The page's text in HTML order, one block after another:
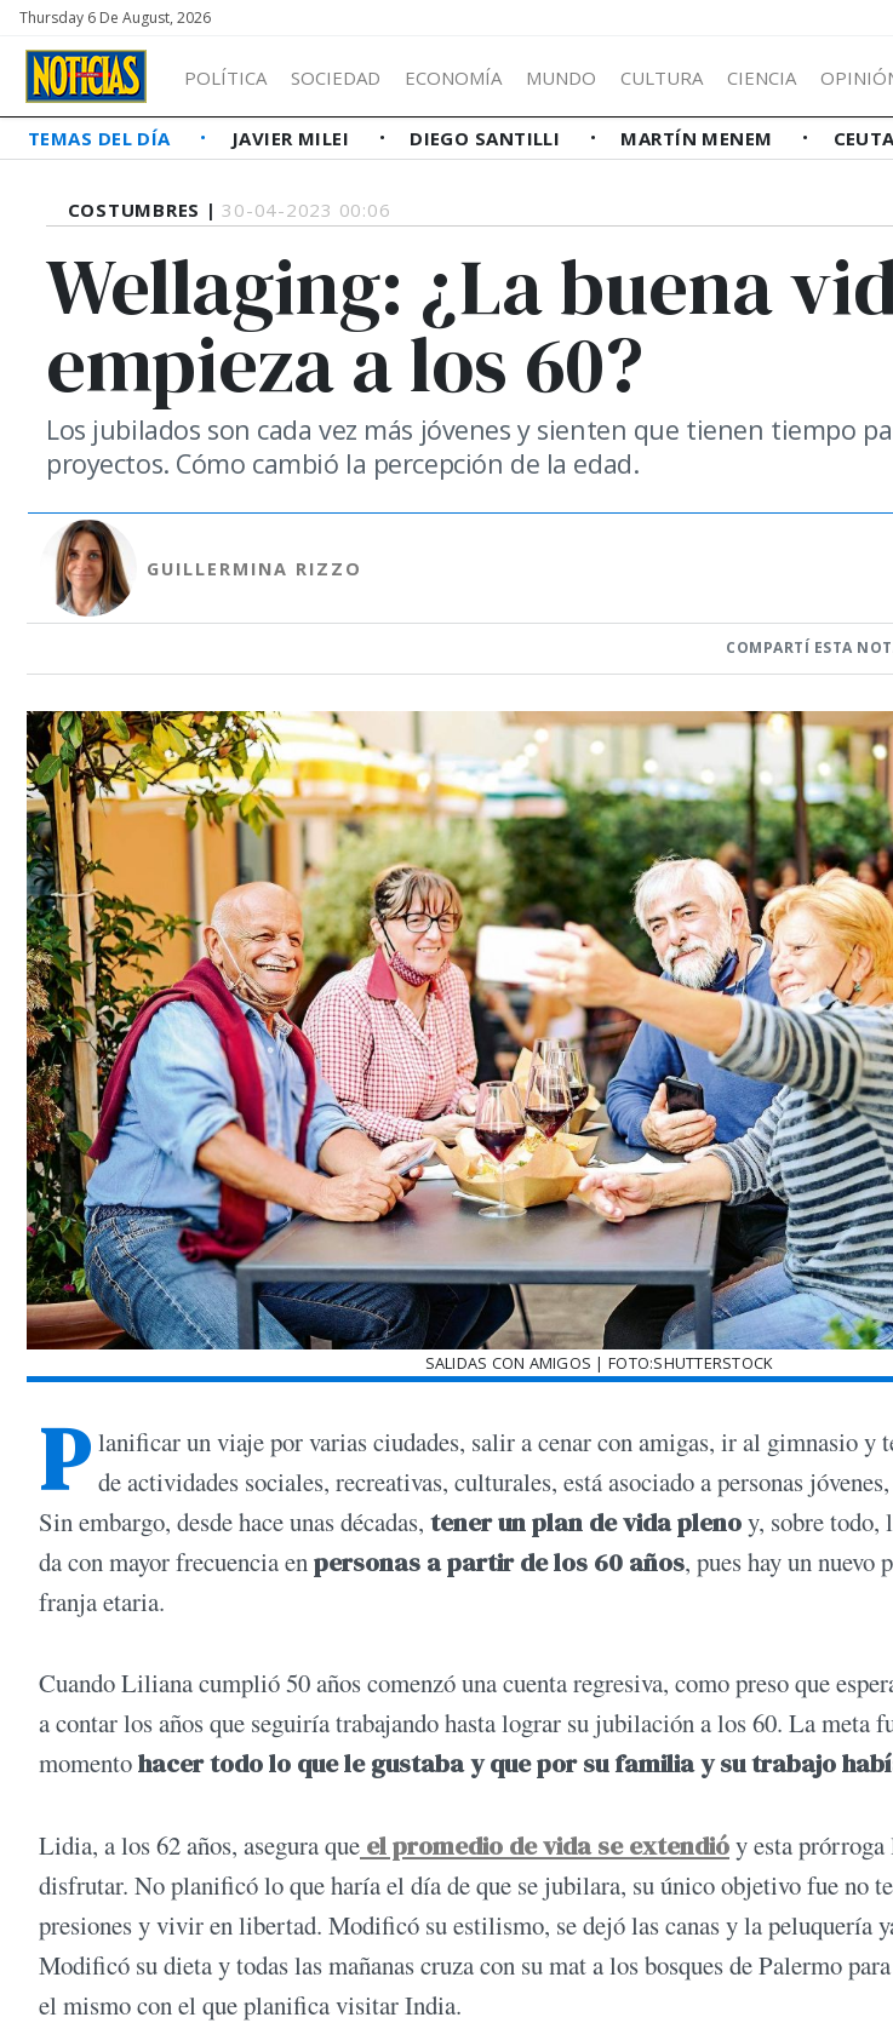
Thursday 6 De August, 2026
POLÍTICA SOCIEDAD ECONOMÍA MUNDO CULTURA CIENCIA
TEMAS DEL DÍA JAVIER MILEI DIEGO SANTILLI MARTÍN MENEM
COSTUMBRES |30-04-2023 00:06
Wellaging: ¿La buena
empieza a los 60?
Los jubilados son cada vez más jóvenes y sienten que tienen tiempo
proyectos. Cómo cambió la percepción de la edad.
GUILLERMINA RIZZO
COMPARTÍ ESTA
SALIDAS CON AMIGOS | FOTO:SHUTTERSTOCK
P lanificar un viaje por varias ciudades, salir a cenar con amigas, ir al gimnasio y
de actividades sociales, recreativas, culturales, está asociado a personas
Sin embargo, desde hace unas décadas, tener un plan de vida plenoy, sobre todo,
da con mayor frecuencia enpersonas a partir de los 60 años, pues hay un nuevo
franja etaria.
Cuando Liliana cumplió 50 años comenzó una cuenta regresiva, como preso que
a contar los años que seguiría trabajando hasta lograr su jubilación a los 60. La meta
momentohacer todo lo que le gustaba y que por su familia y su trabajo
Lidia, a los 62 años, asegura que el promedio de vida se extendióy esta
disfrutar. No planificó lo que haría el día de que se jubilara, su único objetivo fue no
presiones y vivir en libertad. Modificó su estilismo, se dejó las canas y la peluquería
Modificó su dieta y todas las mañanas cruza con su mat a los bosques de Palermo
el mismo con el que planifica visitar India.